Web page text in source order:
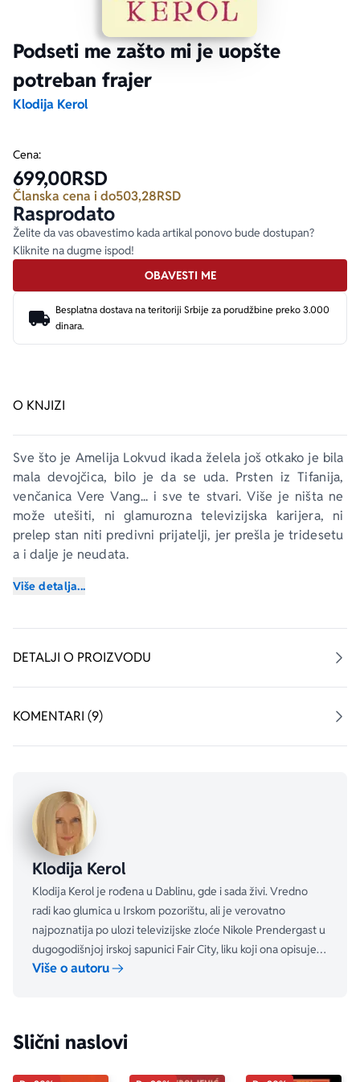
Podseti me zašto mi je uopšte
potreban frajer
Klodija Kerol
O KNJIZI
Sve što je Amelija Lokvud ikada želela još otkako je bila
mala devojčica, bilo je da se uda. Prsten iz Tifanija,
venčanica Vere Vang... i sve te stvari. Više je ništa ne
može utešiti, ni glamurozna televizijska karijera, ni
prelep stan niti predivni prijatelji, jer prešla je tridesetu
a i dalje je neudata.
Kada Amelija čuje za kurs koji joj obećava da će svoje
da se upiše. Ali Amelija nije svesna da će od predavača
dobiti zadatak da poseti sve svoje bivše ljubavi, ne bi li
krajnjem cilju, Amelija pronalazi sve momke sa kojima se
zabavljala od svoje šesnaeste godine, a rezultati su
iznenađujući!
Više detalja...
DETALJI O PROIZVODU
KOMENTARI (9)
Cena:
699,00RSD
Članska cena i do503,28RSD
Rasprodato
Želite da vas obavestimo kada artikal ponovo bude dostupan?
Kliknite na dugme ispod!
OBAVESTI ME
Besplatna dostava na teritoriji Srbije za porudžbine preko 3.000
dinara.
Klodija Kerol
Klodija Kerol je rođena u Dablinu, gde i sada živi. Vredno
radi kao glumica u Irskom pozorištu, ali je verovatno
najpoznatija po ulozi televizijske zloće Nikole Prendergast u
dugogodišnjoj irskoj sapunici Fair City, liku koji ona opisuje
kao „odvratnu matoru kravu koju svi vole da mrze“.
Više o autoru
Slični naslovi
Ekranizovane knjige
Za poklon
Autori
Poezija
Lični razvoj i popularna psihologija
Bojan Ljubenović
Dejan Tiago-Stanković
Peter Handke
Harlan Koben